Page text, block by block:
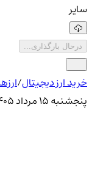
سایر
درحال بارگذاری...
خرید ارز دیجیتال/
پنجشنبه ۱۵ مرداد ۱۴۰۵